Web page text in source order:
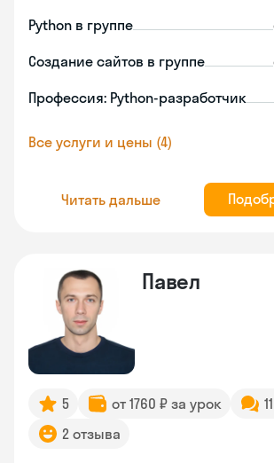
Python в группе
Создание сайтов в группе
Профессия: Python-разработчик
Все услуги и цены (4)
Читать дальше
Павел
5 от 1760 ₽ за урок
2 отзыва